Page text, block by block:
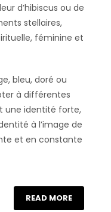
d’hibiscus ou de
stellaires,
féminine et
bleu, doré ou
à différentes
une identité forte,
à l’image de
et en constante
READ MORE